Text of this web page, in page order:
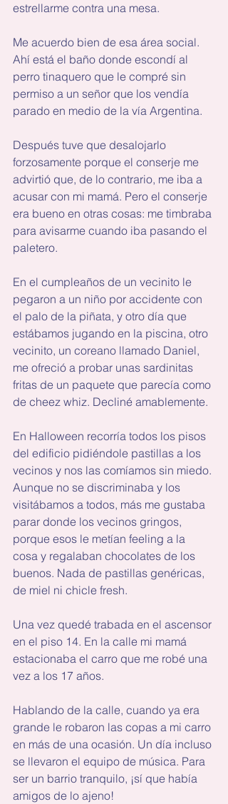
estrellarme contra una mesa.
Me acuerdo bien de esa área social.
Ahí está el baño donde escondí al
perro tinaquero que le compré sin
permiso a un señor que los vendía
parado en medio de la vía Argentina.
Después tuve que desalojarlo
forzosamente porque el conserje me
advirtió que, de lo contrario, me iba a
acusar con mi mamá. Pero el conserje
era bueno en otras cosas: me timbraba
para avisarme cuando iba pasando el
paletero.
En el cumpleaños de un vecinito le
pegaron a un niño por accidente con
el palo de la piñata, y otro día que
estábamos jugando en la piscina, otro
vecinito, un coreano llamado Daniel,
me ofreció a probar unas sardinitas
fritas de un paquete que parecía como
de cheez whiz. Decliné amablemente.
En Halloween recorría todos los pisos
del edificio pidiéndole pastillas a los
vecinos y nos las comíamos sin miedo.
Aunque no se discriminaba y los
visitábamos a todos, más me gustaba
parar donde los vecinos gringos,
porque esos le metían feeling a la
cosa y regalaban chocolates de los
buenos. Nada de pastillas genéricas,
de miel ni chicle fresh.
Una vez quedé trabada en el ascensor
en el piso 14. En la calle mi mamá
estacionaba el carro que me robé una
vez a los 17 años.
Hablando de la calle, cuando ya era
grande le robaron las copas a mi carro
en más de una ocasión. Un día incluso
se llevaron el equipo de música. Para
ser un barrio tranquilo, ¡sí que había
amigos de lo ajeno!